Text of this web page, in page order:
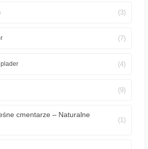
(3)
(7)
(4)
(9)
cmentarze – Naturalne
(1)